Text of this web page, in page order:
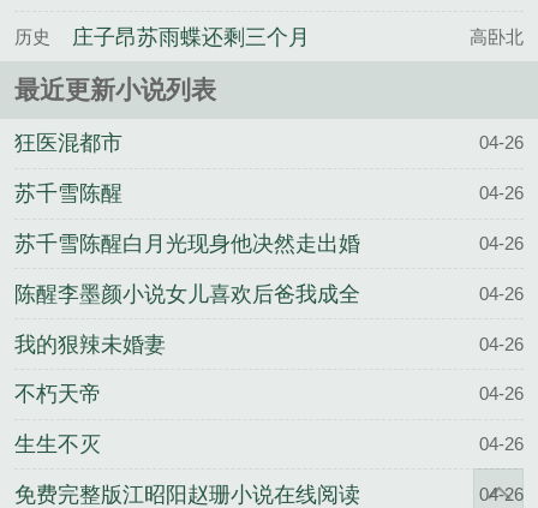
历史
庄子昂苏雨蝶还剩三个月
命，请让我从容赴死百度云
高卧北
最近更新小说列表
狂医混都市 04-26
苏千雪陈醒 04-26
苏千雪陈醒白月光现身他决然走出婚
姻围城
04-26
陈醒李墨颜小说女儿喜欢后爸我成全
他们一家三口
04-26
我的狠辣未婚妻 04-26
不朽天帝 04-26
生生不灭 04-26
免费完整版江昭阳赵珊小说在线阅读 04-26